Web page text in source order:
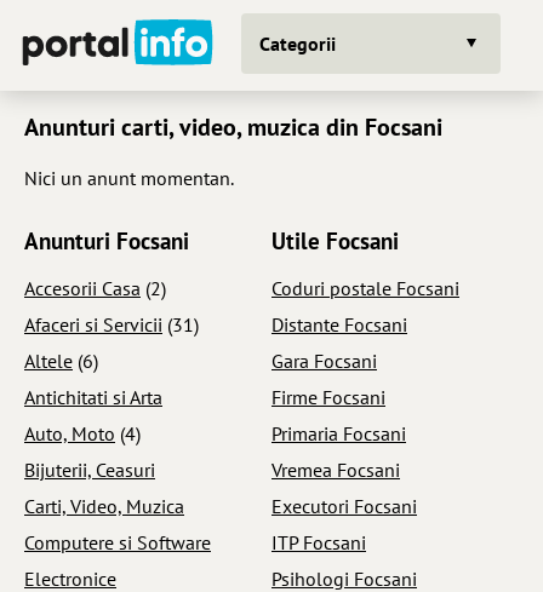
Categorii
Anunturi carti, video, muzica din Focsani
Nici un anunt momentan.
Anunturi Focsani
Accesorii Casa (2)
Afaceri si Servicii (31)
Altele (6)
Antichitati si Arta
Auto, Moto (4)
Bijuterii, Ceasuri
Carti, Video, Muzica
Computere si Software
Electronice
Utile Focsani
Coduri postale Focsani
Distante Focsani
Gara Focsani
Firme Focsani
Primaria Focsani
Vremea Focsani
Executori Focsani
ITP Focsani
Psihologi Focsani